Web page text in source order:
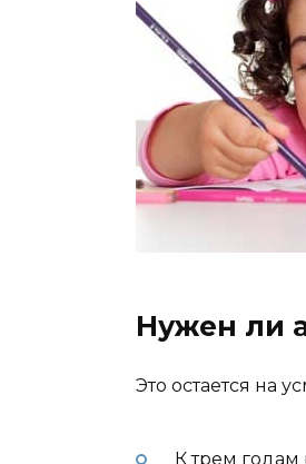
Нужен ли
Это остается на
К трем годам